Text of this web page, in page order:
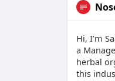
Hi, I’m
a
herbal
this